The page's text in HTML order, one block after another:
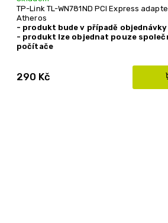
290 Kč
TP-Link TL-WN781ND PCI Express
Atheros
- produkt bude v případě
- produkt lze objednat pouze
počítače